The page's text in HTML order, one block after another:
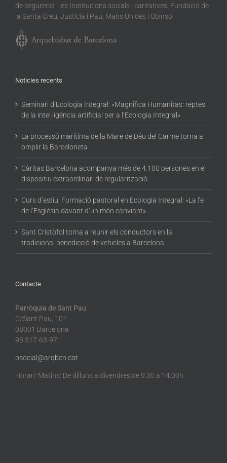
de seguretat i les Institucions socials i caritatives: Fundació de
la Santa Creu, Justícia i Pau, Mans Unides i Obinso.
Noticies recents
Seminari d’Ecologia Integral: «Magnifica Humanitas: reptes
de la intel·ligència artificial per a l’Ecologia Integral»
La processó marítima de la Mare de Déu del Carme torna a
omplir la Barceloneta
Càritas Barcelona acompanya més de 4.100 persones en el
dispositiu extraordinari de regularització
Curs d’estiu: Formació pastoral en Ecologia Integral: «La fe
de l’Església davant d’un món canviant»
Sant Cristòfol torna a reunir els conductors en la
tradicional benedicció de vehicles a Barcelona
Contacte
Parròquia de Sant Pau
C/Sant Pau, 101
08001 Barcelona
93 317-63-97
psocial@arqbcn.cat
Horari: Matins: De dilluns a divendres de 9.30 a 14.00h.